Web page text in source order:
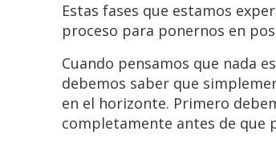
Estas fases que estamos
proceso para ponernos en
Cuando pensamos que nada
debemos saber que
en el horizonte. Primero
completamente antes de que